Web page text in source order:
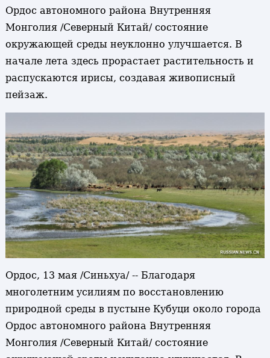
Ордос автономного района Внутренняя
Монголия /Северный Китай/ состояние
окружающей среды неуклонно улучшается. В
начале лета здесь прорастает растительность и
распускаются ирисы, создавая живописный
пейзаж.
Ордос, 13 мая /Синьхуа/ -- Благодаря
многолетним усилиям по восстановлению
природной среды в пустыне Кубуци около города
Ордос автономного района Внутренняя
Монголия /Северный Китай/ состояние